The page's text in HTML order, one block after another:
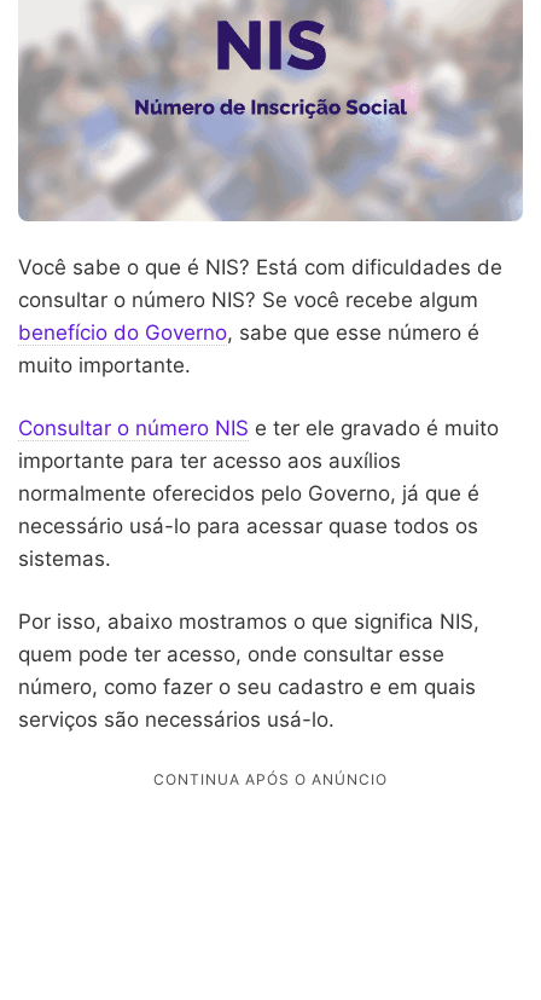
Você sabe o que é NIS? Está com dificuldades de
consultar o número NIS? Se você recebe algum
benefício do Governo, sabe que esse número é
muito importante.
Consultar o número NIS e ter ele gravado é muito
importante para ter acesso aos auxílios
normalmente oferecidos pelo Governo, já que é
necessário usá-lo para acessar quase todos os
sistemas.
Por isso, abaixo mostramos o que significa NIS,
quem pode ter acesso, onde consultar esse
número, como fazer o seu cadastro e em quais
serviços são necessários usá-lo.